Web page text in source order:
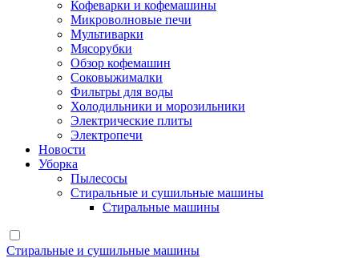
Кофеварки и кофемашины
Микроволновые печи
Мультиварки
Мясорубки
Обзор кофемашин
Соковыжималки
Фильтры для воды
Холодильники и морозильники
Электрические плиты
Электропечи
Новости
Уборка
Пылесосы
Стиральные и сушильные машины
Стиральные машины
Стиральные и сушильные машины